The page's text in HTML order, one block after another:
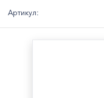
Артикул: